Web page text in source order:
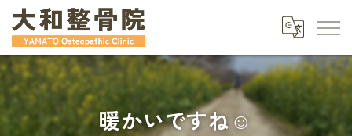
暖かいですね☺️